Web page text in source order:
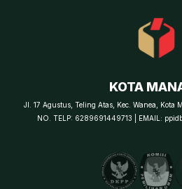
INFORMASI
AJUDIKASI NON-
SOP
KEBERATAN
KOTA
Jl. 17 Agustus, Teling Atas, Kec. Wanea, Kota
NO. TELP: 6289691449713 | EMAIL: